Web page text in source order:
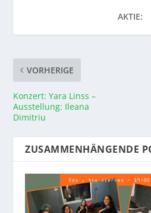
AKTIE:
VORHERIGE
Konzert: Yara Linss –
Ausstellung: Ileana
Dimitriu
ZUSAMMENHÄNGENDE